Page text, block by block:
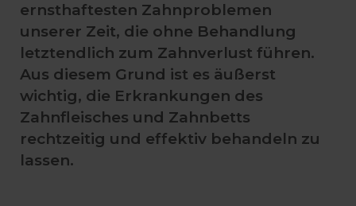
ernsthaftesten Zahnproblemen
unserer Zeit, die ohne Behandlung
letztendlich zum Zahnverlust führen.
Aus diesem Grund ist es äußerst
wichtig, die Erkrankungen des
Zahnfleisches und Zahnbetts
rechtzeitig und effektiv behandeln zu
lassen.